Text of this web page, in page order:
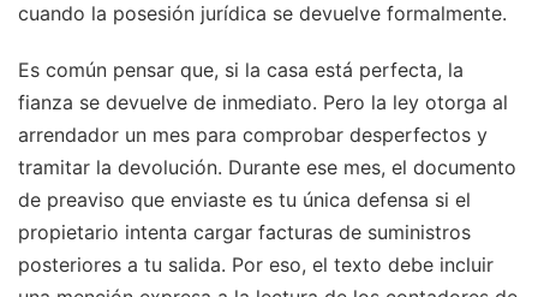
cuando la posesión jurídica se devuelve formalmente.
Es común pensar que, si la casa está perfecta, la
fianza se devuelve de inmediato. Pero la ley otorga al
arrendador un mes para comprobar desperfectos y
tramitar la devolución. Durante ese mes, el documento
de preaviso que enviaste es tu única defensa si el
propietario intenta cargar facturas de suministros
posteriores a tu salida. Por eso, el texto debe incluir